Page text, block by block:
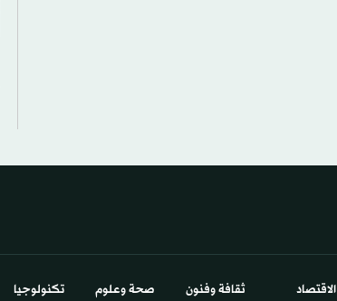
الاقتصاد ثقافة وفنون صحة وعلوم تكنولوجيا